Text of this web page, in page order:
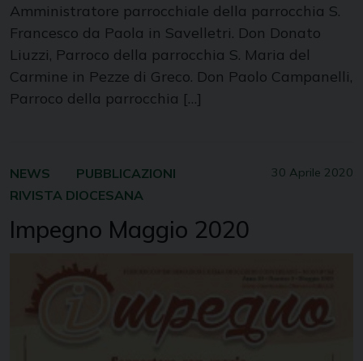
Amministratore parrocchiale della parrocchia S.
Francesco da Paola in Savelletri. Don Donato
Liuzzi, Parroco della parrocchia S. Maria del
Carmine in Pezze di Greco. Don Paolo Campanelli,
Parroco della parrocchia […]
30 Aprile 2020
NEWS
PUBBLICAZIONI
RIVISTA DIOCESANA
Impegno Maggio 2020